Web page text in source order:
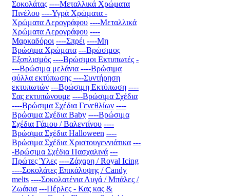
Σοκολάτας ----Μεταλλικά Χρώματα
Πινέλου ----Υγρά Χρώματα -
Χρώματα Αερογράφου ----Μεταλλικά
Χρώματα Αερογράφου ----
Μαρκαδόροι ----Σπρέι ----Μη
Βρώσιμα Χρώματα ---Βρώσιμος
Εξοπλισμός ----Βρώσιμοι Εκτυπωτές -
---Βρώσιμα μελάνια ----Βρώσιμα
φύλλα εκτύπωσης ----Συντήρηση
εκτυπωτών ---Βρώσιμη Εκτύπωση ----
Σας εκτυπώνουμε ----Βρώσιμα Σχέδια
----Βρώσιμα Σχέδια Γενεθλίων ----
Βρώσιμα Σχέδια Baby ----Βρώσιμα
Σχέδια Γάμου / Βαλεντίνου ----
Βρώσιμα Σχέδια Halloween ----
Βρώσιμα Σχέδια Χριστουγεννιάτικα ---
-Βρώσιμα Σχέδια Πασχαλινά ---
Πρώτες Ύλες ----Ζάχαρη / Royal Icing
----Σοκολάτες Επικάλυψης / Candy
melts ----Σοκολατένια Αυγά / Μπάλες /
Ζωάκια ---Πέρλες - Κας κας &